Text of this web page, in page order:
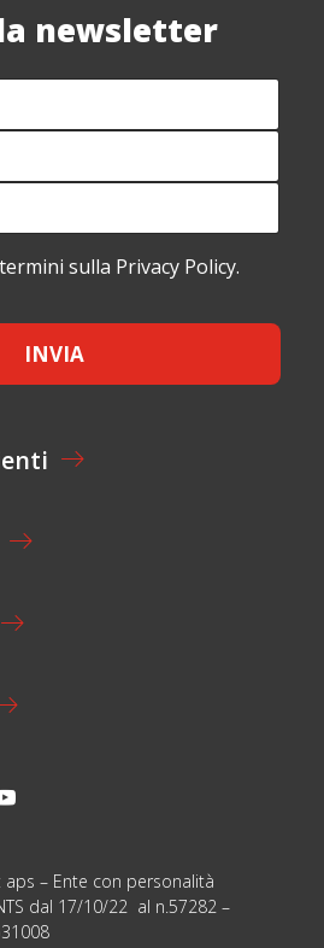
newsletter
sulla Privacy Policy.
INVIA
– Ente con personalità
dal 17/10/22 al n.57282 –